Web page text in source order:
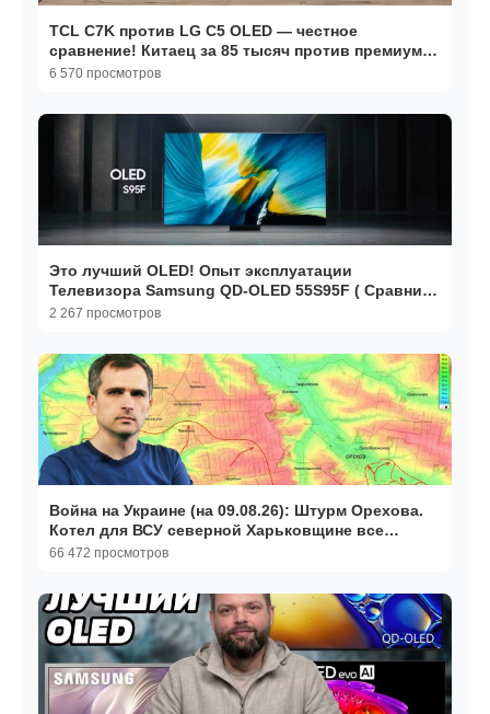
TCL C7K против LG C5 OLED — честное
сравнение! Китаец за 85 тысяч против премиума
за 165 тысяч!
6 570 просмотров
Это лучший OLED! Опыт эксплуатации
Телевизора Samsung QD-OLED 55S95F ( Сравним
с LG OLED EVO G5 )
2 267 просмотров
Война на Украине (на 09.08.26): Штурм Орехова.
Котел для ВСУ северной Харьковщине все
ближе…
66 472 просмотров